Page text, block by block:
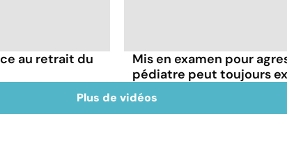
au retrait du
Mis en examen pour
pédiatre peut toujours
Plus de vidéos